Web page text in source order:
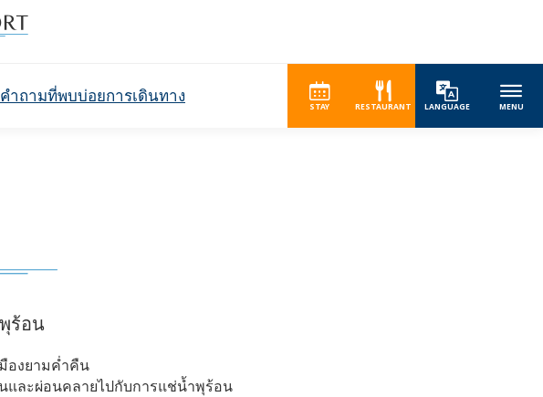
คำถามที่พบบ่อยการเดินทาง
STAY RESTAURANT LANGUAGE MENU
ร้อน
องยามค่ำคืน
ละผ่อนคลายไปกับการแช่น้ำพุร้อน